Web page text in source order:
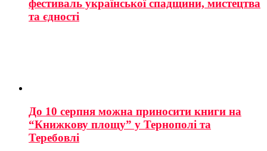
фестиваль української спадщини, мистецтва
та єдності
До 10 серпня можна приносити книги на
“Книжкову площу” у Тернополі та
Теребовлі